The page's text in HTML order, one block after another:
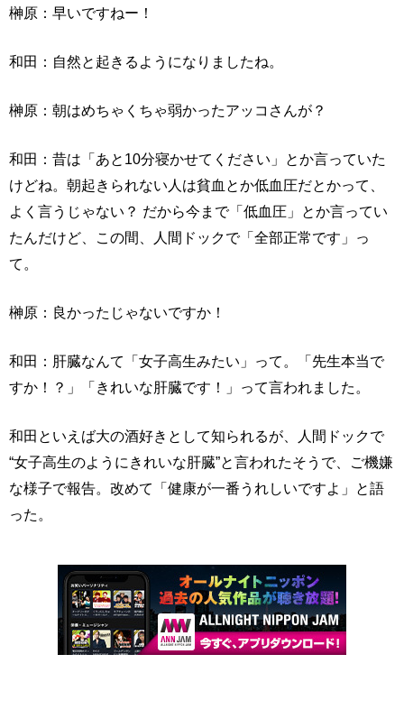
榊原：早いですねー！
和田：自然と起きるようになりましたね。
榊原：朝はめちゃくちゃ弱かったアッコさんが？
和田：昔は「あと10分寝かせてください」とか言っていた
けどね。朝起きられない人は貧血とか低血圧だとかって、
よく言うじゃない？ だから今まで「低血圧」とか言ってい
たんだけど、この間、人間ドックで「全部正常です」っ
て。
榊原：良かったじゃないですか！
和田：肝臓なんて「女子高生みたい」って。「先生本当で
すか！？」「きれいな肝臓です！」って言われました。
和田といえば大の酒好きとして知られるが、人間ドックで
“女子高生のようにきれいな肝臓”と言われたそうで、ご機嫌
な様子で報告。改めて「健康が一番うれしいですよ」と語
った。